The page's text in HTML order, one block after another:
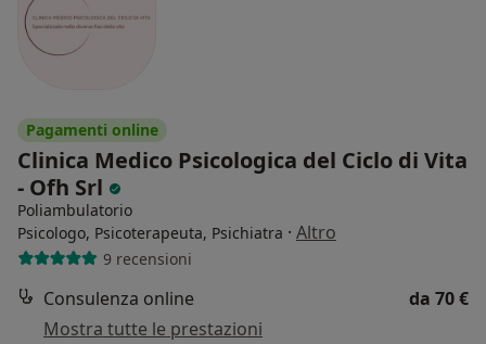
Pagamenti online
Clinica Medico Psicologica del Ciclo di Vita
- Ofh Srl
Poliambulatorio
Psicologo, Psicoterapeuta, Psichiatra · Altro
9 recensioni
Consulenza online
da 70 €
Mostra tutte le prestazioni